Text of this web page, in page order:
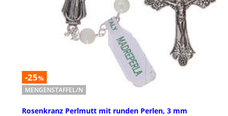
-25%
MENGENSTAFFEL/N
Rosenkranz Perlmutt mit runden Perlen, 3 mm